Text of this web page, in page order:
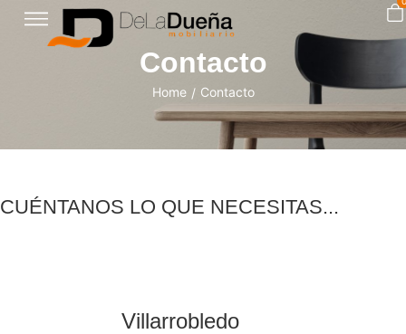
Contacto
Home / Contacto
CUÉNTANOS LO QUE NECESITAS...
Villarrobledo